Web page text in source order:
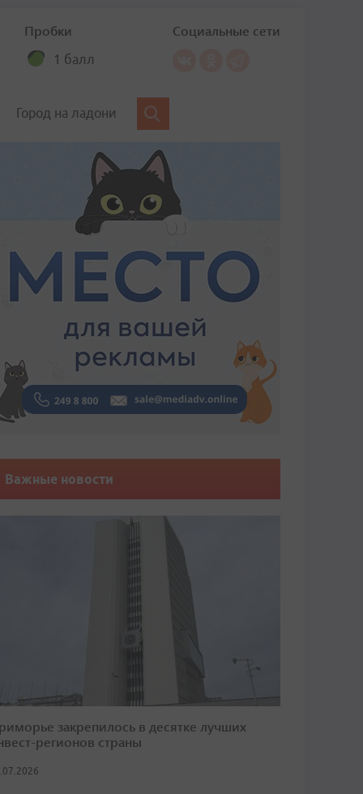
Пробки
1 балл
Социальные сети
Город на ладони
Важные новости
закрепилось в десятке лучших
регионов страны